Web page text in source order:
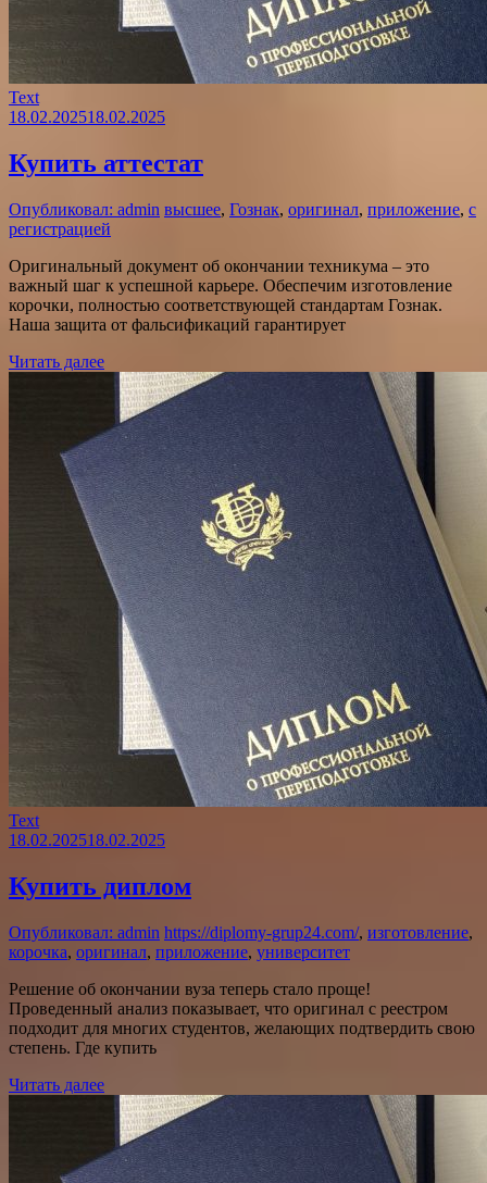
Text
18.02.202518.02.2025
Купить аттестат
Опубликовал: admin высшее, Гознак, оригинал, приложение, с
регистрацией
Оригинальный документ об окончании техникума – это
важный шаг к успешной карьере. Обеспечим изготовление
корочки, полностью соответствующей стандартам Гознак.
Наша защита от фальсификаций гарантирует
Читать далее
Text
18.02.202518.02.2025
Купить диплом
Опубликовал: admin https://diplomy-grup24.com/, изготовление,
корочка, оригинал, приложение, университет
Решение об окончании вуза теперь стало проще!
Проведенный анализ показывает, что оригинал с реестром
подходит для многих студентов, желающих подтвердить свою
степень. Где купить
Читать далее